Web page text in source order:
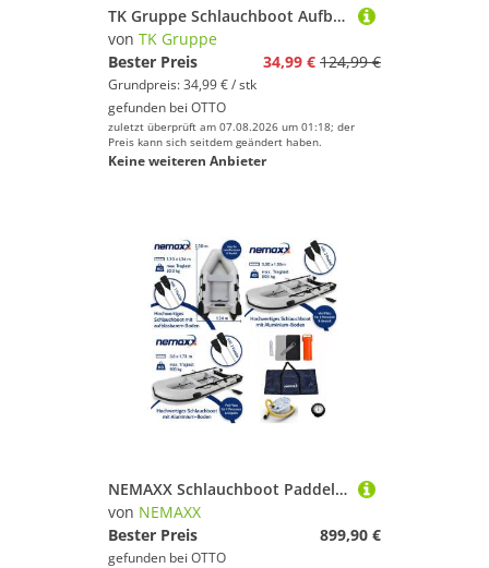
TK Gruppe Schlauchboot Aufblasbares Schlauchboot 220 x 110 cm – Paddelboot & Ruderboot, (1-St)
von TK Gruppe
Bester Preis
34,99 € 124,99 €
Grundpreis: 34,99 € / stk
gefunden bei OTTO
zuletzt überprüft am 07.08.2026 um 01:18; der
Preis kann sich seitdem geändert haben.
Keine weiteren Anbieter
NEMAXX Schlauchboot Paddelboot Angelboot Ruderboot 230/330/380 cm Komplettset 2/5/7 Pers., (Kategorie C, motorisierbar, bis zu 905 kg Traglast, inkl. Komplettset), Luftboden/Aluboden,Heckspiegel, Halteleine, Tragegriffe, Paddelhalter
von NEMAXX
Bester Preis
899,90 €
gefunden bei OTTO